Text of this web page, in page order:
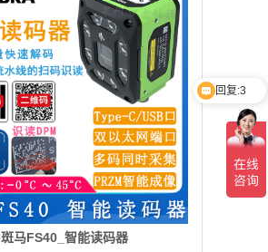
斑马FS40_智能读码器
最新报价